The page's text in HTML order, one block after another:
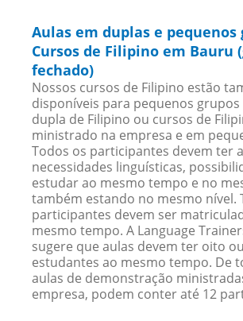
Aulas em duplas e pequenos
Cursos de Filipino em Bauru
fechado)
Nossos cursos de Filipino estão
disponíveis para pequenos grupos
dupla de Filipino ou cursos de
ministrado na empresa e em
Todos os participantes devem ter
necessidades linguísticas,
estudar ao mesmo tempo e no
também estando no mesmo nível.
participantes devem ser
mesmo tempo. A Language
sugere que aulas devem ter oito
estudantes ao mesmo tempo. De
aulas de demonstração
empresa, podem conter até 12